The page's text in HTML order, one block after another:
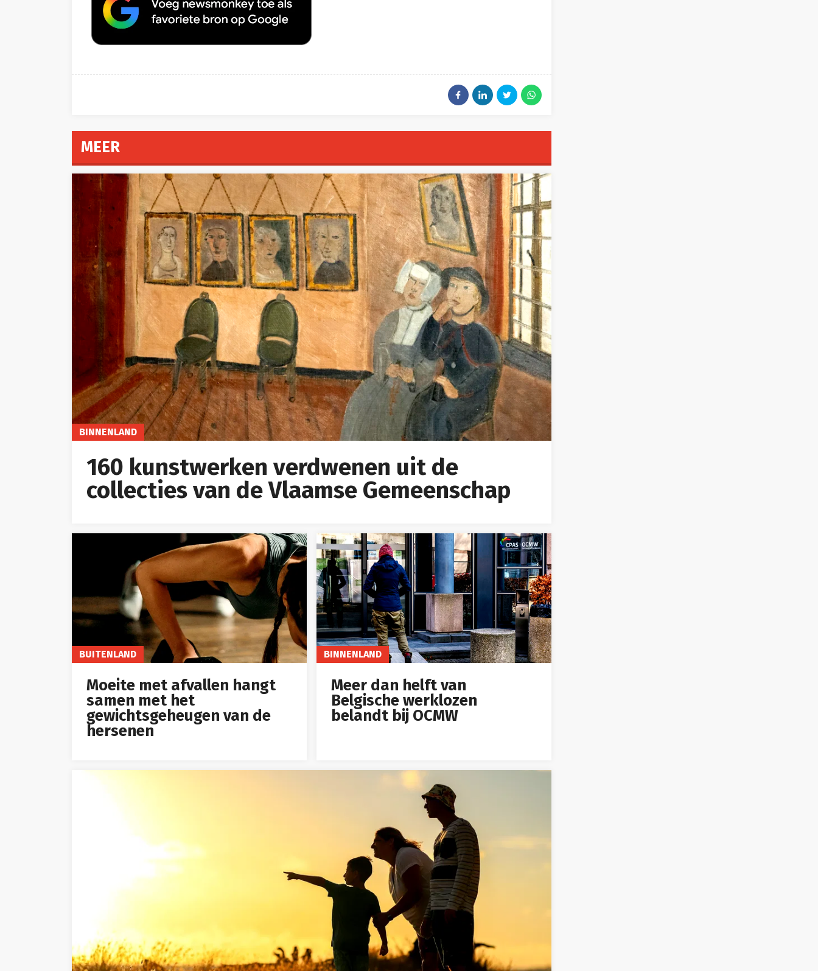
MEER
BINNENLAND
160 kunstwerken verdwenen uit de
collecties van de Vlaamse Gemeenschap
BUITENLAND
Moeite met afvallen hangt
samen met het
gewichtsgeheugen van de
hersenen
BINNENLAND
Meer dan helft van
Belgische werklozen
belandt bij OCMW